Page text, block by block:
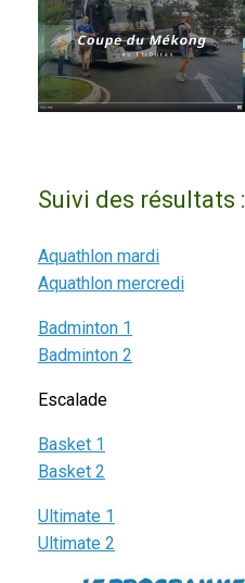
Suivi des résultats :
Aquathlon mardi
Aquathlon mercredi
Badminton 1
Badminton 2
Escalade
Basket 1
Basket 2
Ultimate 1
Ultimate 2